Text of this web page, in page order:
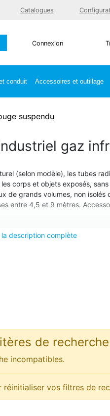
Catalogues
Connexion
conduit Accessoires et outillage
suspendu
gaz
(selon modèle), les tubes
corps et objets exposés,
grands volumes, non isolés
entre 4,5 et 9 mètres.
la description complète
de
incompatibles.
réinitialiser vos filtres de